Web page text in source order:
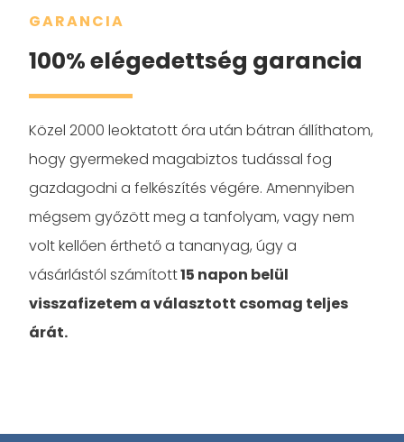
GARANCIA
100% elégedettség garancia
Közel 2000 leoktatott óra után bátran állíthatom,
hogy gyermeked magabiztos tudással fog
gazdagodni a felkészítés végére. Amennyiben
mégsem győzött meg a tanfolyam, vagy nem
volt kellően érthető a tananyag, úgy a
vásárlástól számított15 napon belül
visszafizetem a választott csomag teljes
árát.